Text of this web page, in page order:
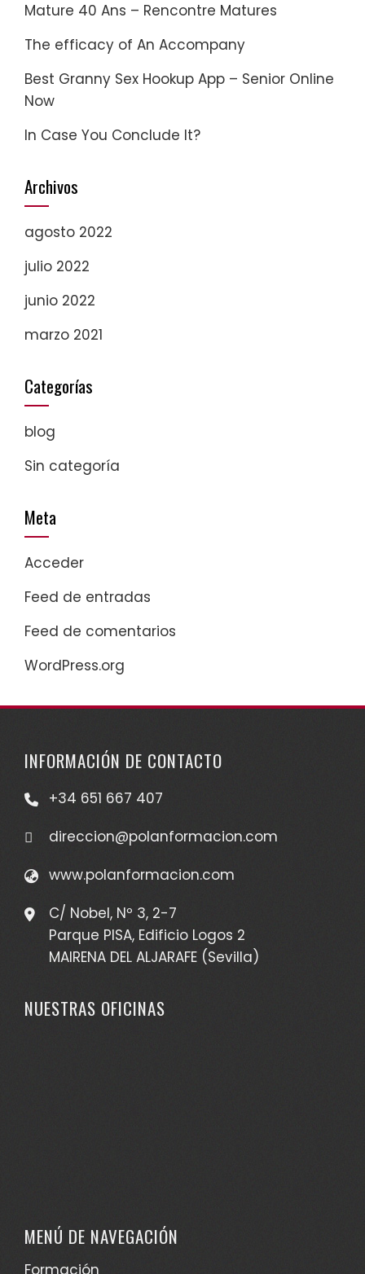
Mature 40 Ans – Rencontre Matures
The efficacy of An Accompany
Best Granny Sex Hookup App – Senior Online
Now
In Case You Conclude It?
Archivos
agosto 2022
julio 2022
junio 2022
marzo 2021
Categorías
blog
Sin categoría
Meta
Acceder
Feed de entradas
Feed de comentarios
WordPress.org
INFORMACIÓN DE CONTACTO
+34 651 667 407
direccion@polanformacion.com
www.polanformacion.com
C/ Nobel, Nº 3, 2-7
Parque PISA, Edificio Logos 2
MAIRENA DEL ALJARAFE (Sevilla)
NUESTRAS OFICINAS
MENÚ DE NAVEGACIÓN
Formación